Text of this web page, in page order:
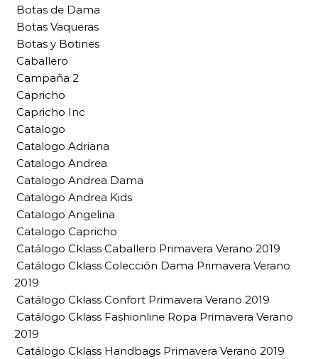
Botas de Dama
Botas Vaqueras
Botas y Botines
Caballero
Campaña 2
Capricho
Capricho Inc
Catalogo
Catalogo Adriana
Catalogo Andrea
Catalogo Andrea Dama
Catalogo Andrea Kids
Catalogo Angelina
Catalogo Capricho
Catálogo Cklass Caballero Primavera Verano 2019
Catálogo Cklass Colección Dama Primavera Verano
2019
Catálogo Cklass Confort Primavera Verano 2019
Catálogo Cklass Fashionline Ropa Primavera Verano
2019
Catálogo Cklass Handbags Primavera Verano 2019